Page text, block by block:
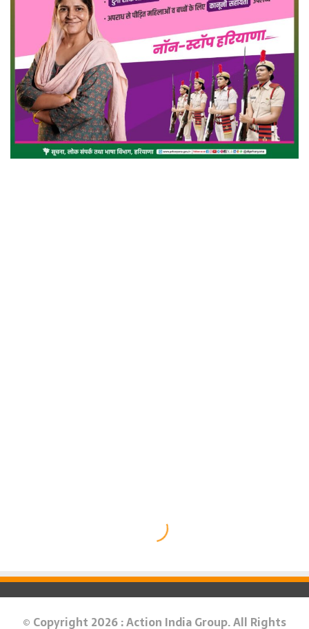
© Copyright 2026 : Action India Group. All Rights